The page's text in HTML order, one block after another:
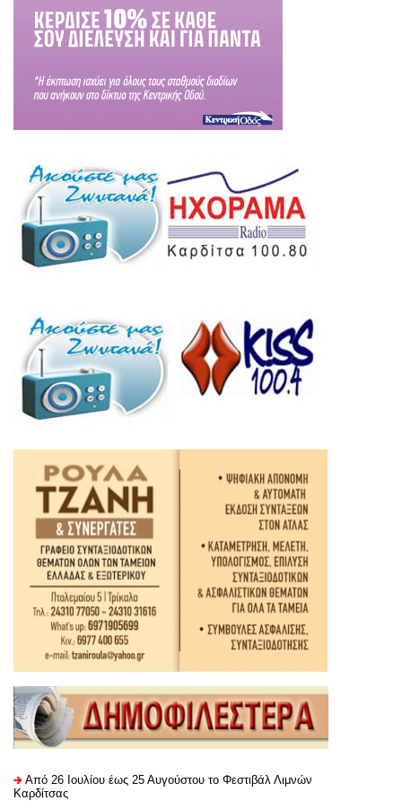
Από 26 Ιουλίου έως 25 Αυγούστου το Φεστιβάλ Λιμνών
Καρδίτσας